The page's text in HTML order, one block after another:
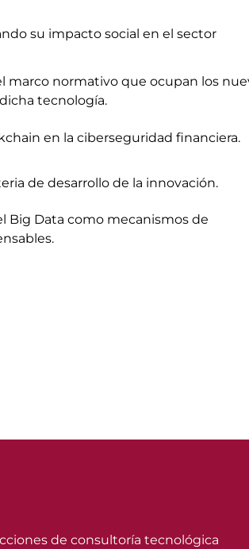
su impacto social en el sector
marco normativo que ocupan los
tecnología.
en la ciberseguridad financiera.
de desarrollo de la innovación.
Big Data como mecanismos de
de consultoría tecnológica